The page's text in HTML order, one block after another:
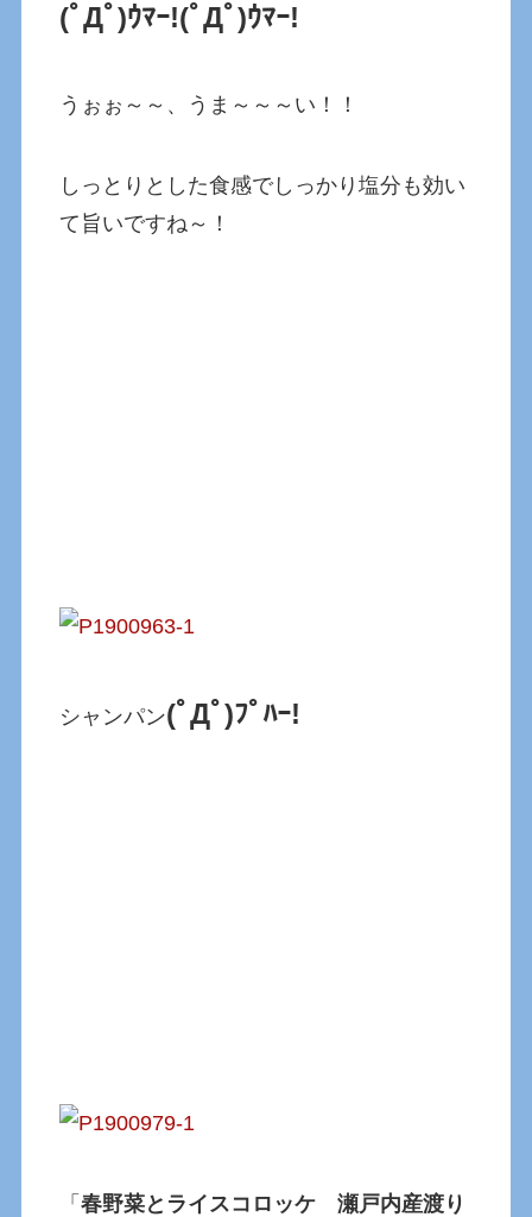
(ﾟДﾟ)ｳﾏｰ!(ﾟДﾟ)ｳﾏｰ!
うぉぉ～～、うま～～～い！！
しっとりとした食感でしっかり塩分も効い
て旨いですね～！
シャンパン(ﾟДﾟ)ﾌﾟﾊｰ!
「春野菜とライスコロッケ 瀬戸内産渡り